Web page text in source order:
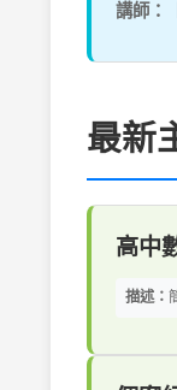
講師：
最新
高中
描述：